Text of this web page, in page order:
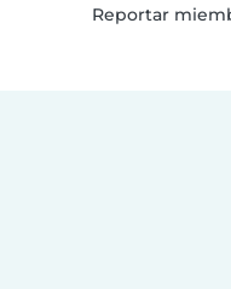
Reportar